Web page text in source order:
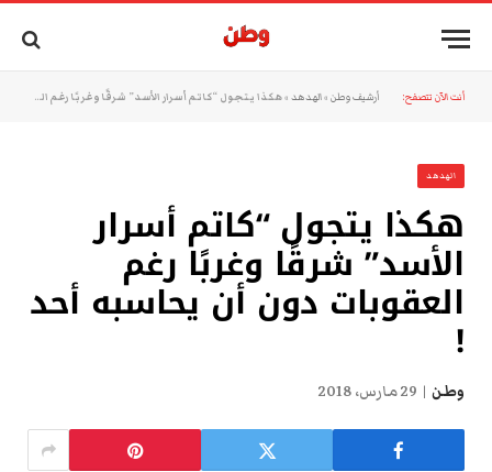
أنت الآن تتصفح: أرشيف وطن »الهدهد »هكذا يتجول “كاتم أسرار الأسد” شرقًا وغربًا رغم العقوبات دون أن يحاسبه أحد !
الهدهد
هكذا يتجول “كاتم أسرار
الأسد” شرقًا وغربًا رغم
العقوبات دون أن يحاسبه أحد
!
وطن 29 مارس، 2018